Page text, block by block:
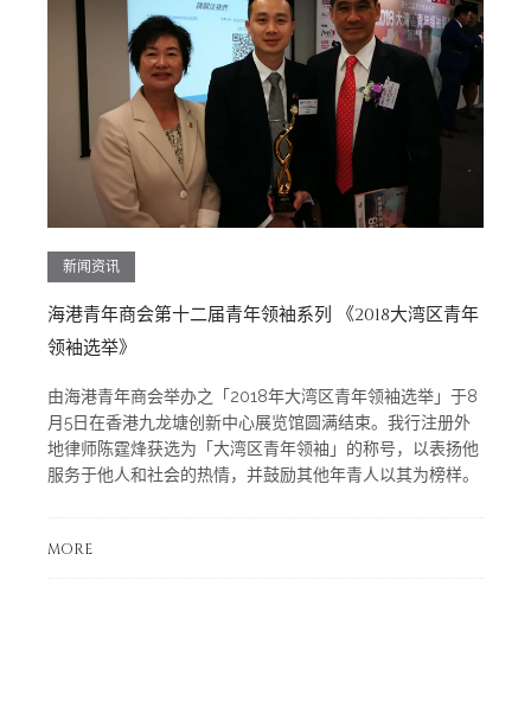
新闻资讯
海港青年商会第十二届青年领袖系列 《2018大湾区青年
领袖选举》
由海港青年商会举办之「2018年大湾区青年领袖选举」于8
月5日在香港九龙塘创新中心展览馆圆满结束。我行注册外
地律师陈霆烽获选为「大湾区青年领袖」的称号，以表扬他
服务于他人和社会的热情，并鼓励其他年青人以其为榜样。
MORE